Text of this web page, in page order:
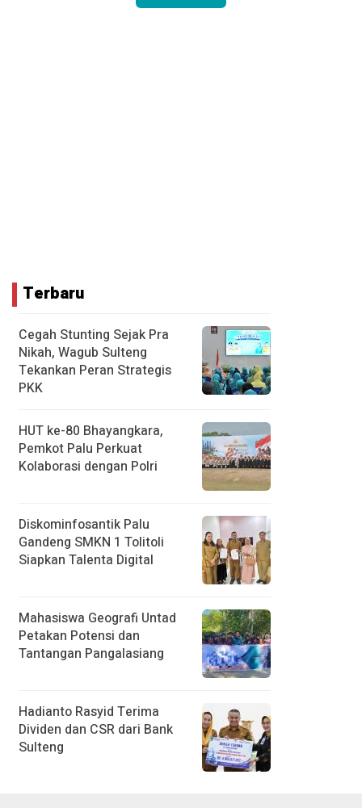
Terbaru
Cegah Stunting Sejak Pra
Nikah, Wagub Sulteng
Tekankan Peran Strategis
PKK
HUT ke-80 Bhayangkara,
Pemkot Palu Perkuat
Kolaborasi dengan Polri
Diskominfosantik Palu
Gandeng SMKN 1 Tolitoli
Siapkan Talenta Digital
Mahasiswa Geografi Untad
Petakan Potensi dan
Tantangan Pangalasiang
Hadianto Rasyid Terima
Dividen dan CSR dari Bank
Sulteng